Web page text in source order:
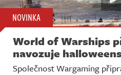
NOVINKA
World of Warships
navozuje
Společnost Wargaming